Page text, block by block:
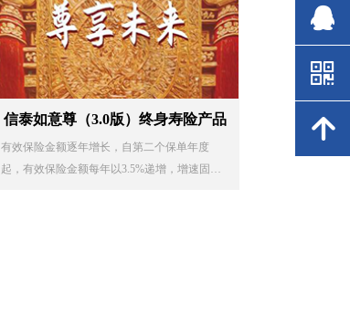
信泰如意尊（3.0版）终身寿险产品
有效保险金额逐年增长，自第二个保单年度
起，有效保险金额每年以3.5%递增，增速固
뀩
낃
녕